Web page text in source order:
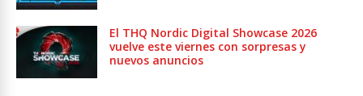
El THQ Nordic Digital Showcase 2026
vuelve este viernes con sorpresas y
nuevos anuncios